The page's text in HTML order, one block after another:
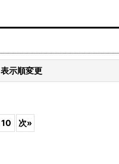
表示順変更
10 次»